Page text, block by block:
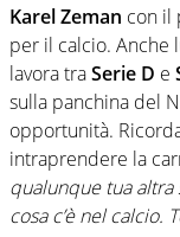
Karel Zeman con il
per il calcio. Anche
lavora traSerie D e
sulla panchina del
opportunità.
intraprendere la
qualunque tua altra
cosa c’è nel calcio.